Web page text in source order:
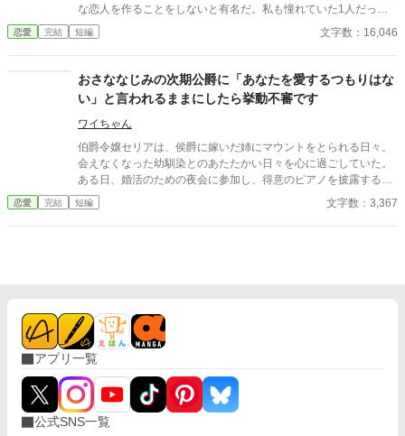
な恋人を作ることをしないと有名だ。私も憧れていた1人だっ
た。 そんな彼との婚約が成立した。それは彼の行動で私が傷を負
ったからだ。傷は残らないのに責任感からの婚約ではあるが、彼
婚約して6ヶ月、接点のほとんどない2人だが少しずつ距離も縮ま
り幸せな日々を送っていた。と思っていたのに、彼の元恋人が離
婚をして帰ってくる話を聞いて彼が私との婚約を「最悪だ」と後
悔しているのを聞いてしまった。
恋愛 完結 短編 文字数：16,046
おさななじみの次期公爵に「あなたを愛するつもりはな
い」と言われるままにしたら挙動不審です
ワイちゃん
伯爵令嬢セリアは、侯爵に嫁いだ姉にマウントをとられる日々。
会えなくなった幼馴染とのあたたかい日々を心に過ごしていた。
ある日、婚活のための夜会に参加し、得意のピアノを披露する
と、幼馴染と再会し、次の日には公爵の幼馴染に求婚されること
に。しかし、幼馴染には「あなたを愛するつもりはない」と言わ
恋愛 完結 短編 文字数：3,367
アプリ一覧
公式SNS一覧